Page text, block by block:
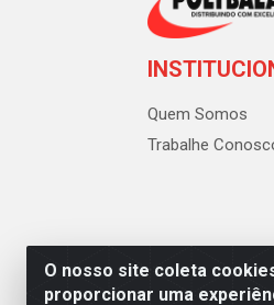
O nosso site coleta
proporcionar uma
Quem Somos
Trabalhe